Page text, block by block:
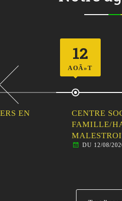
AOÃ»T
CENTRE SOCIAL ÉVEIL :
FAMILLE/HABITANTS –
DU 12/08/2026 AU 12/08/2026